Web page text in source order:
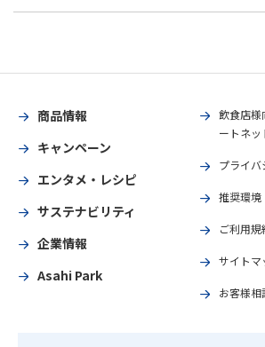
商品情報
キャンペーン
エンタメ・レシピ
サステナビリティ
企業情報
Asahi Park
飲食店様
ートネッ
プライバ
推奨環境
ご利用規
サイトマ
お客様相